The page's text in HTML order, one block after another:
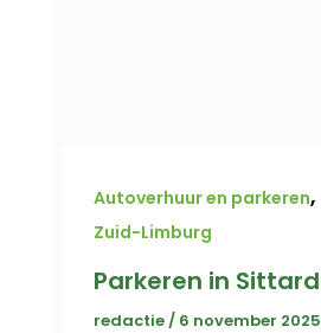
Autoverhuur en parkeren,
Zuid-Limburg
Parkeren in Sittard
redactie / 6 november 2025